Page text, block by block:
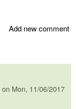
Add new comment
on Mon, 11/06/2017